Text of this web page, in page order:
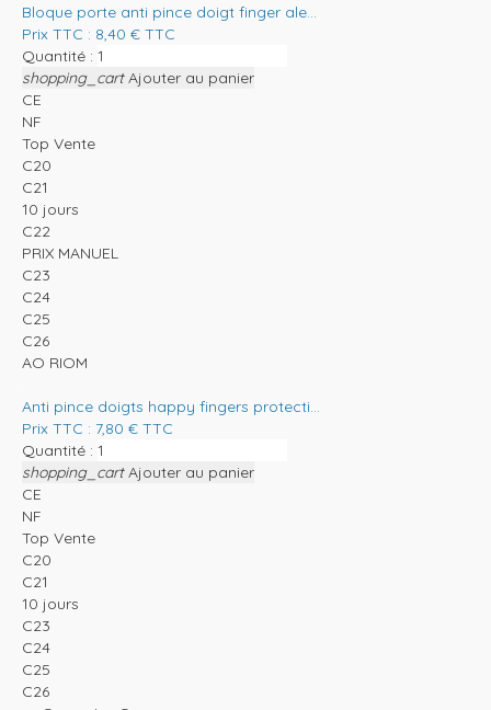
Bloque porte anti pince doigt finger ale...
Prix TTC : 8,40 € TTC
Quantité :
shopping_cart Ajouter au panier
CE
NF
Top Vente
C20
C21
10 jours
C22
PRIX MANUEL
C23
C24
C25
C26
AO RIOM
Anti pince doigts happy fingers protecti...
Prix TTC : 7,80 € TTC
Quantité :
shopping_cart Ajouter au panier
CE
NF
Top Vente
C20
C21
10 jours
C23
C24
C25
C26